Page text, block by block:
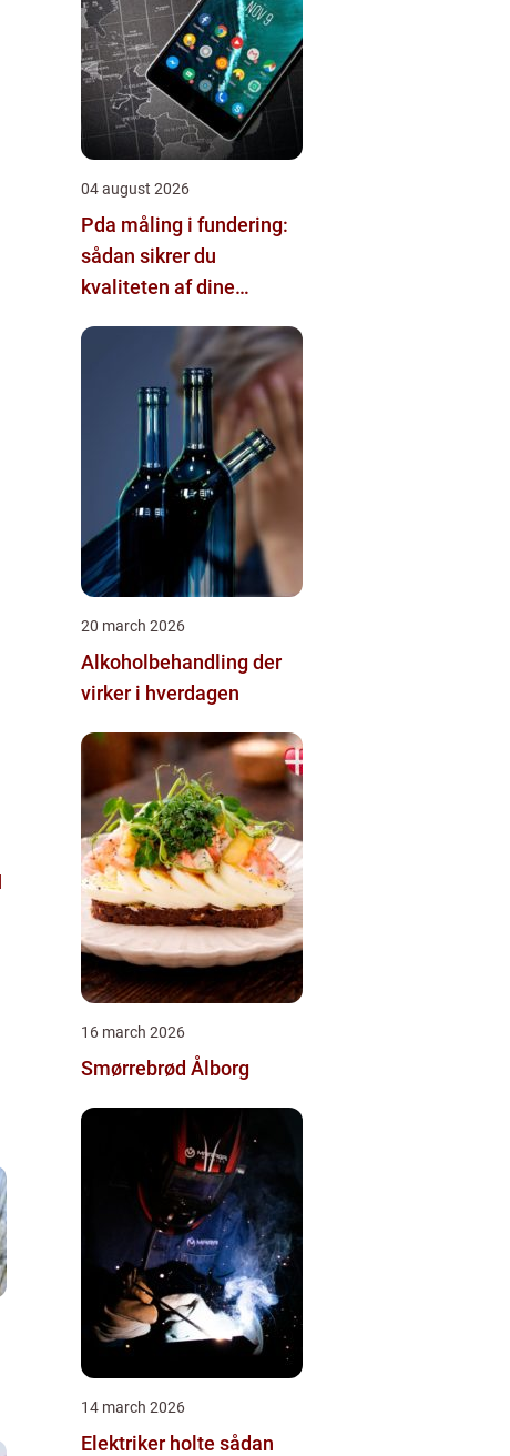
04 august 2026
Pda måling i fundering:
sådan sikrer du
kvaliteten af dine
20 march 2026
Alkoholbehandling der
virker i hverdagen
16 march 2026
Smørrebrød Ålborg
14 march 2026
Elektriker holte sådan